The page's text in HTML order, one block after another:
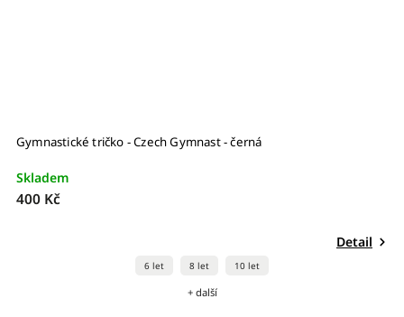
Gymnastické tričko - Czech Gymnast - černá
Skladem
400 Kč
Detail
6 let 8 let 10 let
+ další